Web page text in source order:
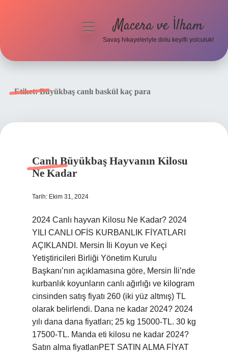
menüyüMacera ve İlham
Savaş hikayeleriyle dolu keyifli yolculuk!
Etiket:Büyükbaş canlı baskül kaç para
Canlı Büyükbaş Hayvanın Kilosu
Ne Kadar
Tarih: Ekim 31, 2024
2024 Canlı hayvan Kilosu Ne Kadar? 2024
YILI CANLI OFİS KURBANLIK FİYATLARI
AÇIKLANDI. Mersin İli Koyun ve Keçi
Yetiştiricileri Birliği Yönetim Kurulu
Başkanı’nın açıklamasına göre, Mersin İli’nde
kurbanlık koyunların canlı ağırlığı ve kilogram
cinsinden satış fiyatı 260 (iki yüz altmış) TL
olarak belirlendi. Dana ne kadar 2024? 2024
yılı dana dana fiyatları; 25 kg 15000-TL. 30 kg
17500-TL. Manda eti kilosu ne kadar 2024?
Satın alma fiyatlarıPET SATIN ALMA FİYAT